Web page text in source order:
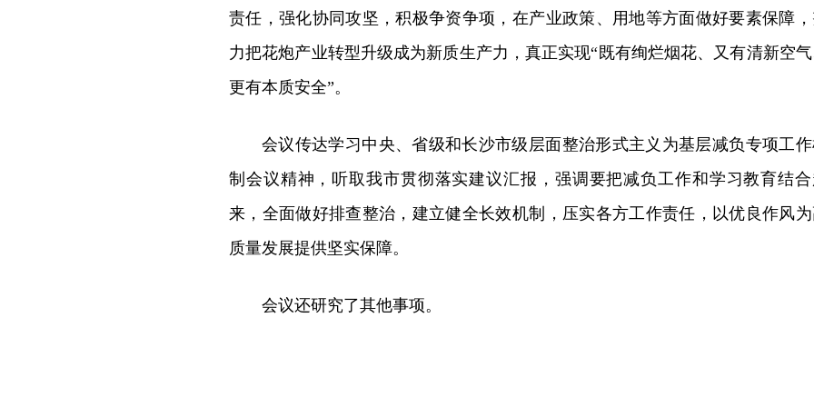
责任，强化协同攻坚，积极争资争项，在产业政策、用地等方面做好要素保障
力把花炮产业转型升级成为新质生产力，真正实现“既有绚烂烟花、又有清新空气
更有本质安全”。
会议传达学习中央、省级和长沙市级层面整治形式主义为基层减负专项工
制会议精神，听取我市贯彻落实建议汇报，强调要把减负工作和学习教育结合
来，全面做好排查整治，建立健全长效机制，压实各方工作责任，以优良作风
质量发展提供坚实保障。
会议还研究了其他事项。